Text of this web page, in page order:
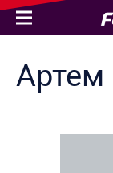
Артем